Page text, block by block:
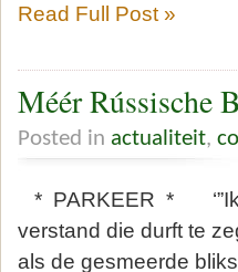
Read Full Post »
Méér Rússische
Posted in actualiteit,
* PARKEER * ‘”Ik
verstand die durft te
als de gesmeerde